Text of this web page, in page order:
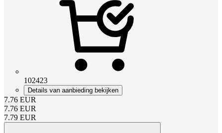
102423
Details van aanbieding bekijken
7.76 EUR
7.76 EUR
7.79 EUR